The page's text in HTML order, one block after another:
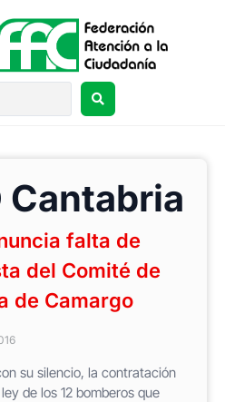
Cantabria
falta de
del Comité de
de Camargo
su silencio, la contratación
de los 12 bomberos que